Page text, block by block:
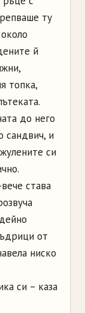
ту
й
топка,
до него
сандвич, и
си
става
от
ниско
си – каза